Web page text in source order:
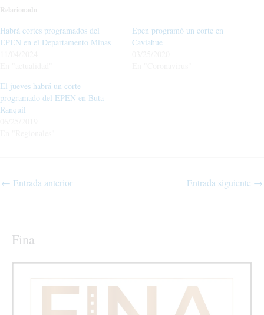
Relacionado
Habrá cortes programados del
EPEN en el Departamento Minas
Epen programó un corte en
Caviahue
El jueves habrá un corte
programado del EPEN en Buta
Ranquil
← Entrada anterior Entrada siguiente →
Fina